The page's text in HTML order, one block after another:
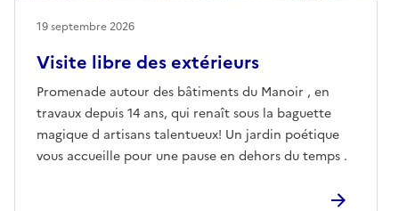
Visite libre des extérieurs
Promenade autour des bâtiments du Manoir , en
travaux depuis 14 ans, qui renaît sous la baguette
magique d artisans talentueux! Un jardin poétique
vous accueille pour une pause en dehors du temps .
19 septembre 2026